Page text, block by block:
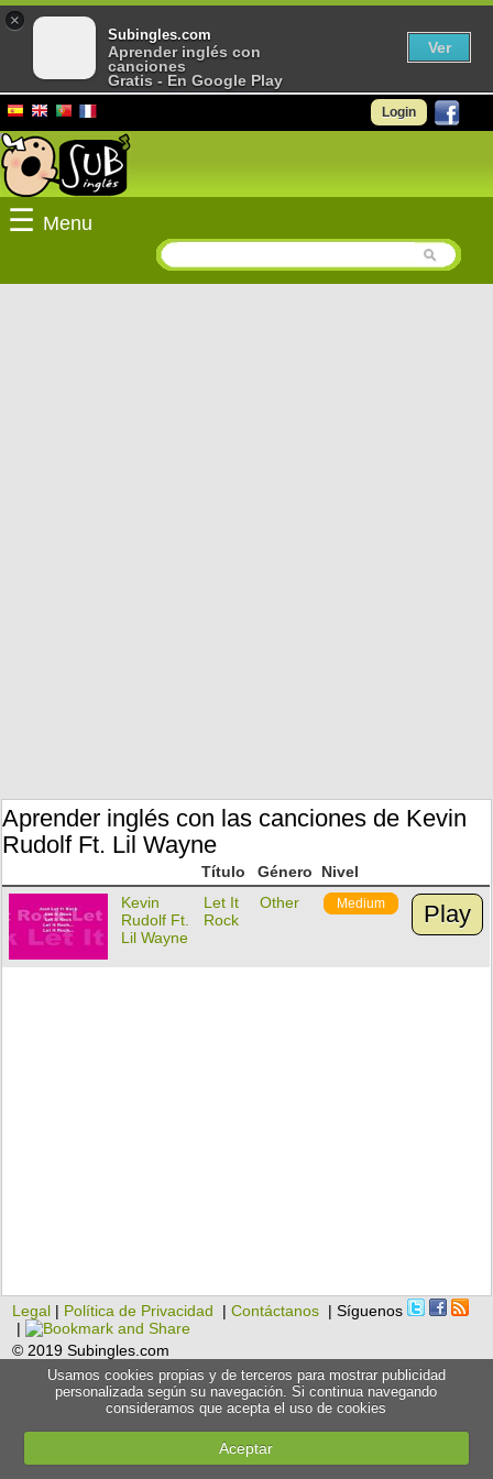
Login
☰ Menu
Aprender inglés con las canciones de Kevin
Rudolf Ft. Lil Wayne
Título Género
Nivel
Kevin
Rudolf Ft.
Lil Wayne
Let It
Rock
Other Medium Play
Legal | Política de Privacidad |Contáctanos | Síguenos
|
© 2019 Subingles.com
Usamos cookies propias y de terceros para mostrar publicidad
personalizada según su navegación. Si continua navegando
consideramos que acepta el uso de cookies
Aceptar
×
Subingles.com
Aprender inglés con
canciones
Gratis - En Google Play
Ver